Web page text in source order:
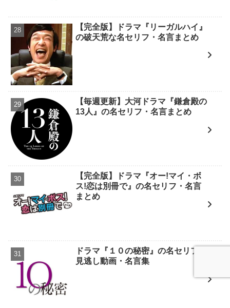
【完全版】ドラマ『リーガルハイ』
の破天荒な名セリフ・名言まとめ
【毎週更新】大河ドラマ『鎌倉殿の
13人』の名セリフ・名言まとめ
【完全版】ドラマ『オー!マイ・ボ
ス!恋は別冊で』の名セリフ・名言
まとめ
ドラマ『１０の秘密』の名セリフ・
見逃し動画・名言集